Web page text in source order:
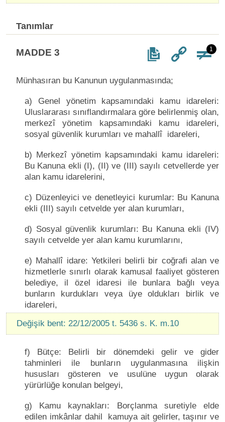
Tanımlar
MADDE 3 1
Münhasıran bu Kanunun uygulanmasında;
a) Genel yönetim kapsamındaki kamu idareleri:
Uluslararası sınıflandırmalara göre belirlenmiş olan,
merkezî yönetim kapsamındaki kamu idareleri,
sosyal güvenlik kurumları ve mahallî idareleri,
b) Merkezî yönetim kapsamındaki kamu idareleri:
Bu Kanuna ekli (I), (II) ve (III) sayılı cetvellerde yer
alan kamu idarelerini,
c) Düzenleyici ve denetleyici kurumlar: Bu Kanuna
ekli (III) sayılı cetvelde yer alan kurumları,
d) Sosyal güvenlik kurumları: Bu Kanuna ekli (IV)
sayılı cetvelde yer alan kamu kurumlarını,
e) Mahallî idare: Yetkileri belirli bir coğrafi alan ve
hizmetlerle sınırlı olarak kamusal faaliyet gösteren
belediye, il özel idaresi ile bunlara bağlı veya
bunların kurdukları veya üye oldukları birlik ve
idareleri,
Değişik bent: 22/12/2005 t. 5436 s. K. m.10
f) Bütçe: Belirli bir dönemdeki gelir ve gider
tahminleri ile bunların uygulanmasına ilişkin
hususları gösteren ve usulüne uygun olarak
yürürlüğe konulan belgeyi,
g) Kamu kaynakları: Borçlanma suretiyle elde
edilen imkânlar dahil kamuya ait gelirler, taşınır ve